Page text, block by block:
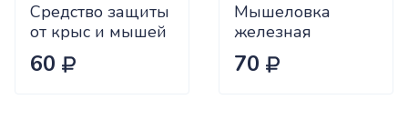
Средство защиты
от крыс и мышей
(тесто-сырный
брикет) 100 г
60
Мышеловка
железная
70